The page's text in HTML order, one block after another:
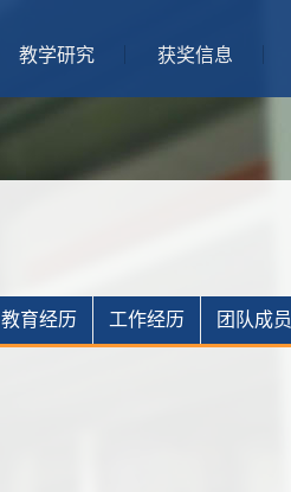
教学研究 获奖信息
教育经历 工作经历 团队成员